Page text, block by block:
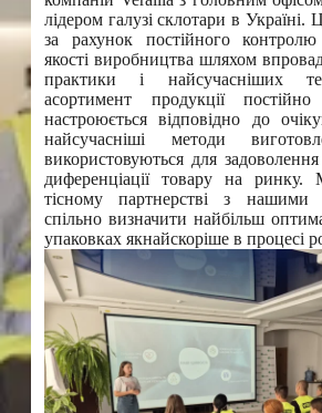
лідером галузі склотари в Україні.
за рахунок постійного контролю
якості виробництва шляхом
практики і найсучасніших
асортимент продукції
настроюється відповідно до
найсучасніші методи
використовуються для задоволення
диференціації товару на
тісному партнерстві з нашими
спільно визначити найбільш
упаковках якнайскоріше в процесі